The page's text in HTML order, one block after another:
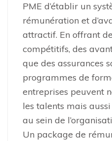
PME d’établir un
rémunération et
attractif. En offrant
compétitifs, des
que des assurances
programmes de
entreprises peuvent
les talents mais
au sein de
Un package de